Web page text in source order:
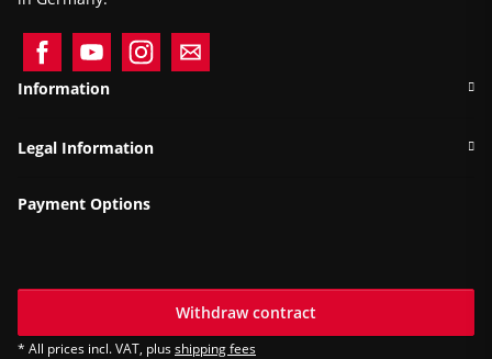
Information
Legal Information
Payment Options
Withdraw contract
* All prices incl. VAT, plusshipping fees